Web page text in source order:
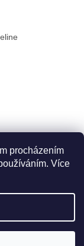
procházením
Více